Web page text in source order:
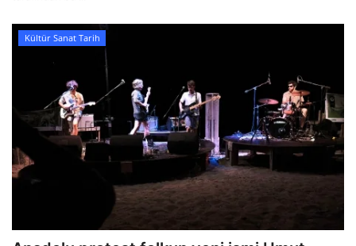
Ekonomi
Gündem
Dünya
Kültür Sanat Tarih